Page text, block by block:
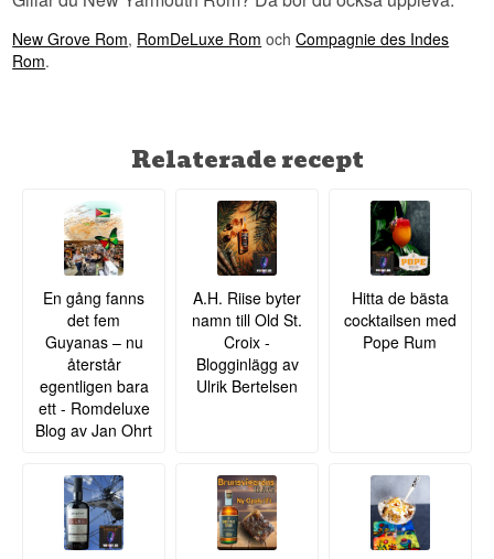
Jamaica som fortfarande använder traditionella
Se hela vårt utbud avRom
New Grove Rom, RomDeLuxe Rom ochCompagnie des Indes
Rom.
Relaterade recept
En gång fanns
det fem
Guyanas – nu
återstår
egentligen bara
ett - Romdeluxe
Blog av Jan Ohrt
A.H. Riise byter
namn till Old St.
Croix -
Blogginlägg av
Ulrik Bertelsen
Hitta de bästa
cocktailsen med
Pope Rum